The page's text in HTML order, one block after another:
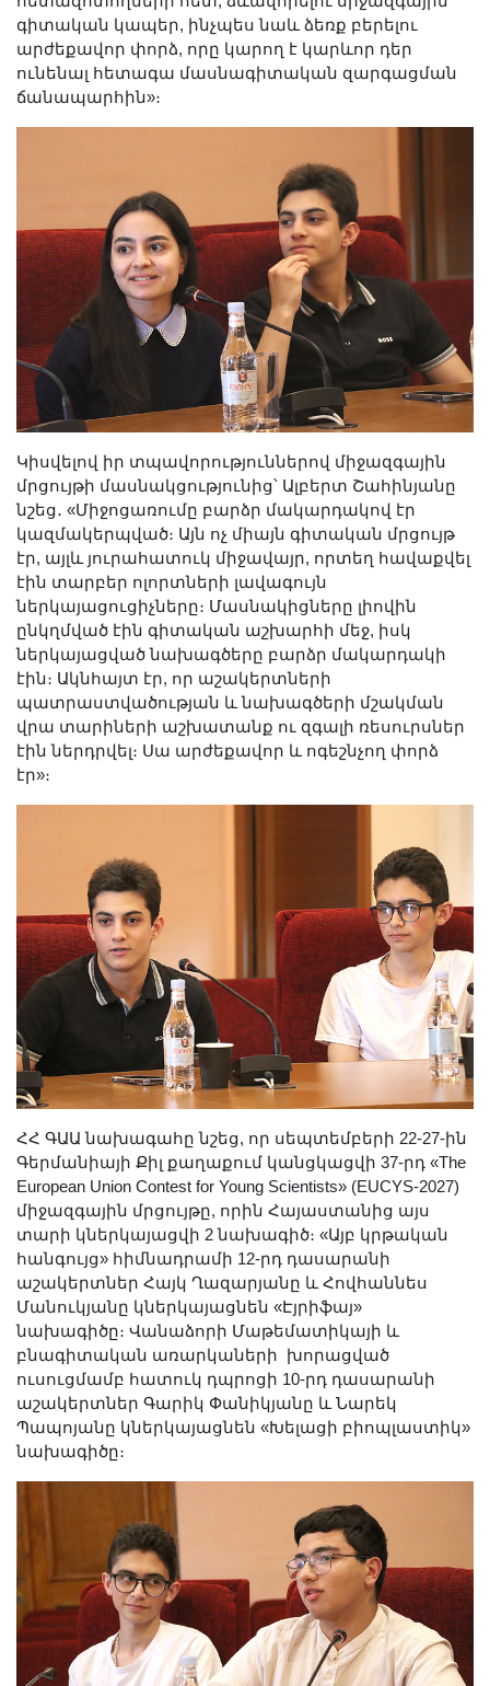
գիտական կապեր, ինչպես նաև ձեռք բերելու
արժեքավոր փորձ, որը կարող է կարևոր դեր
ունենալ հետագա մասնագիտական զարգացման
ճանապարհին»։
Կիսվելով իր տպավորություններով միջազգային
մրցույթի մասնակցությունից՝ Ալբերտ Շահինյանը
նշեց․ «Միջոցառումը բարձր մակարդակով էր
կազմակերպված։ Այն ոչ միայն գիտական մրցույթ
էր, այլև յուրահատուկ միջավայր, որտեղ հավաքվել
էին տարբեր ոլորտների լավագույն
ներկայացուցիչները։ Մասնակիցները լիովին
ընկղմված էին գիտական աշխարհի մեջ, իսկ
ներկայացված նախագծերը բարձր մակարդակի
էին։ Ակնհայտ էր, որ աշակերտների
պատրաստվածության և նախագծերի մշակման
վրա տարիների աշխատանք ու զգալի ռեսուրսներ
էին ներդրվել։ Սա արժեքավոր և ոգեշնչող փորձ
էր»։
ՀՀ ԳԱԱ նախագահը նշեց, որ սեպտեմբերի 22-27-ին
Գերմանիայի Քիլ քաղաքում կանցկացվի 37-րդ «The
European Union Contest for Young Scientists» (EUCYS-2027)
միջազգային մրցույթը, որին Հայաստանից այս
տարի կներկայացվի 2 նախագիծ։ «Այբ կրթական
հանգույց» հիմնադրամի 12-րդ դասարանի
աշակերտներ Հայկ Ղազարյանը և Հովհաննես
Մանուկյանը կներկայացնեն «Էյրիֆայ»
նախագիծը։ Վանաձորի Մաթեմատիկայի և
բնագիտական առարկաների խորացված
ուսուցմամբ հատուկ դպրոցի 10-րդ դասարանի
աշակերտներ Գարիկ Փանիկյանը և Նարեկ
Պապոյանը կներկայացնեն «Խելացի բիոպլաստիկ»
նախագիծը։